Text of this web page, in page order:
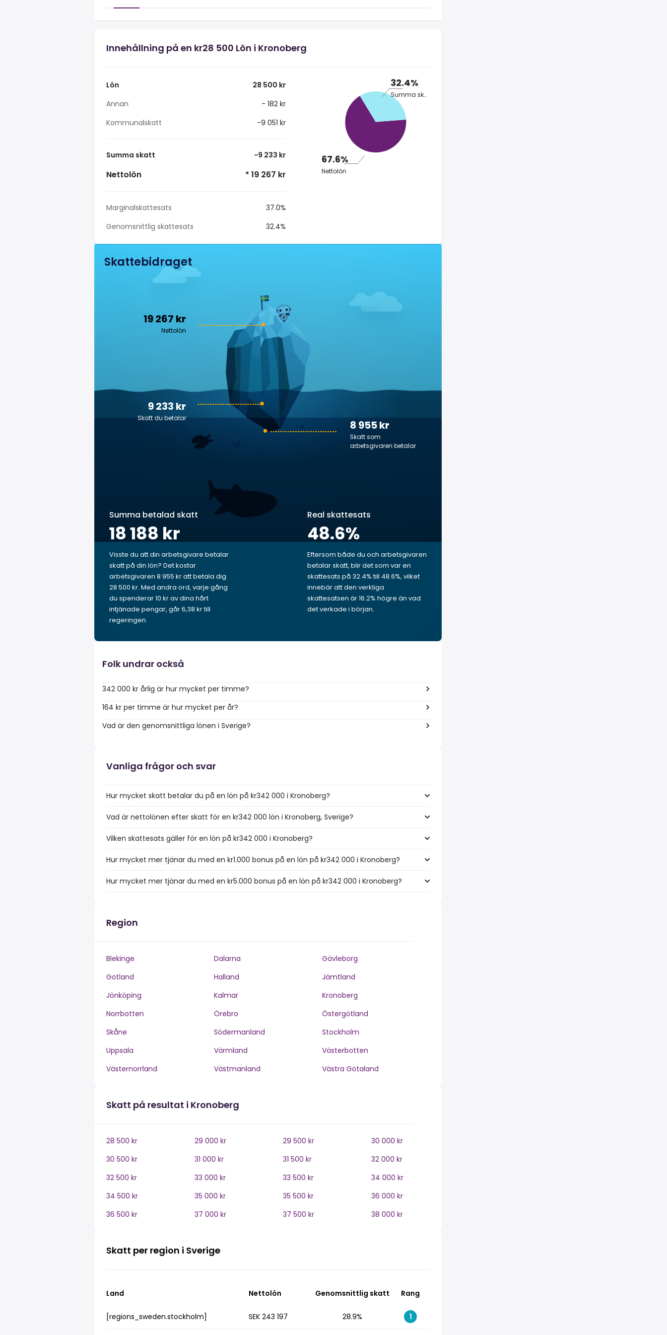
Innehållning på en kr28 500 Lön i Kronoberg
Lön
28 500 kr
Annan
- 182 kr
Kommunalskatt
-9 051 kr
Summa skatt -9 233 kr
Nettolön * 19 267 kr
Marginalskattesats
37.0%
Genomsnittlig skattesats
32.4%
32.4%
Summa skatt
67.6%
Nettolön
Skattebidraget
19 267 kr
Nettolön
8 955 kr
Skatt som
arbetsgivaren betalar
9 233 kr
Skatt du betalar
Summa betalad skatt
18 188 kr
Visste du att din arbetsgivare betalar
skatt på din lön? Det kostar
arbetsgivaren 8 955 kr att betala dig
28 500 kr. Med andra ord, varje gång
du spenderar 10 kr av dina hårt
intjänade pengar, går 6,38 kr till
regeringen.
Real skattesats
48.6%
Eftersom både du och arbetsgivaren
betalar skatt, blir det som var en
skattesats på 32.4% till 48.6%, vilket
innebär att den verkliga
skattesatsen är 16.2% högre än vad
det verkade i början.
Folk undrar också
342 000 kr årlig är hur mycket per timme?
164 kr per timme är hur mycket per år?
Vad är den genomsnittliga lönen i Sverige?
Vanliga frågor och svar
Hur mycket skatt betalar du på en lön på kr342 000 i Kronoberg?
Vad är nettolönen efter skatt för en kr342 000 lön i Kronoberg, Sverige?
Vilken skattesats gäller för en lön på kr342 000 i Kronoberg?
Hur mycket mer tjänar du med en kr1.000 bonus på en lön på kr342 000 i Kronoberg?
Hur mycket mer tjänar du med en kr5.000 bonus på en lön på kr342 000 i Kronoberg?
Region
Blekinge Dalarna
Gävleborg
Gotland
Halland
Jämtland
Jönköping
Kalmar
Kronoberg
Norrbotten
Örebro
Östergötland
Skåne
Södermanland
Stockholm
Uppsala
Värmland
Västerbotten
Västernorrland
Västmanland Västra Götaland
Skatt på resultat i Kronoberg
28 500 kr 29 000 kr 29 500 kr
30 000 kr
30 500 kr
31 000 kr 31 500 kr
32 000 kr
32 500 kr
33 000 kr 33 500 kr
34 000 kr
34 500 kr
35 000 kr 35 500 kr
36 000 kr
36 500 kr
37 000 kr 37 500 kr 38 000 kr
Skatt per region i Sverige
Land Nettolön Genomsnittlig skatt Rang
[regions_sweden.stockholm] SEK 243 197 28.9% 1